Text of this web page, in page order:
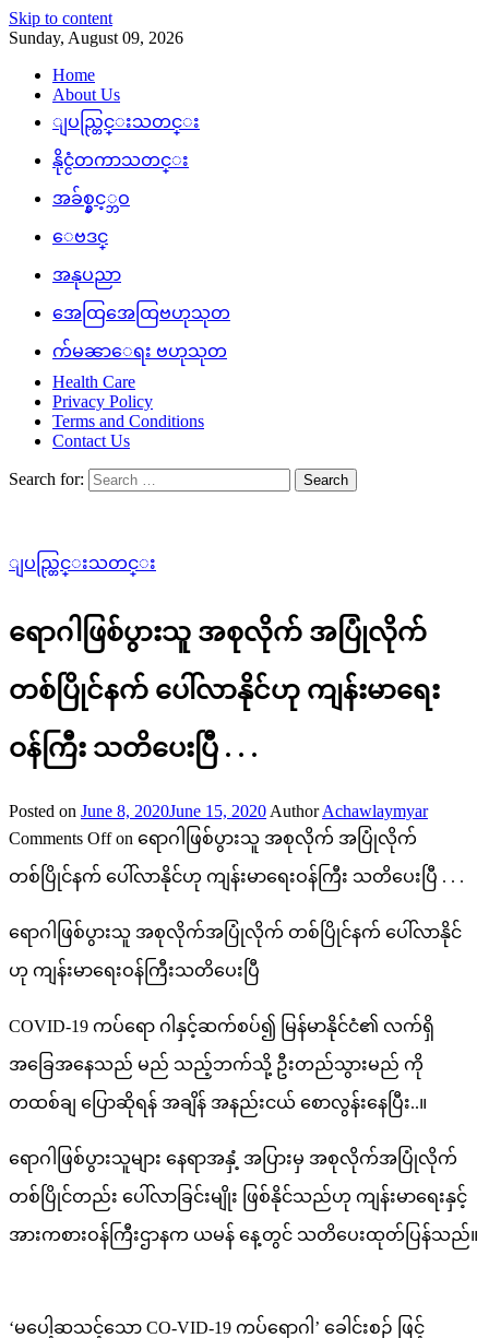
Skip to content
Sunday, August 09, 2026
Home
About Us
ျပည္တြင္းသတင္း
နိုင္ငံတကာသတင္း
အခ်စ္နွင့္ဘဝ
ေဗဒင္
အနုပညာ
အေထြအေထြဗဟုသုတ
က်မၼာေရး ဗဟုသုတ
Health Care
Privacy Policy
Terms and Conditions
Contact Us
Search for:
ျပည္တြင္းသတင္း
ရောဂါဖြစ်ပွားသူ အစုလိုက် အပြုံလိုက်
တစ်ပြိုင်နက် ပေါ်လာနိုင်ဟု ကျန်းမာရေး
ဝန်ကြီး သတိပေးပြီ . . .
Posted on June 8, 2020June 15, 2020 Author Achawlaymyar
Comments Offon ရောဂါဖြစ်ပွားသူ အစုလိုက် အပြုံလိုက်
တစ်ပြိုင်နက် ပေါ်လာနိုင်ဟု ကျန်းမာရေးဝန်ကြီး သတိပေးပြီ . . .
ရောဂါဖြစ်ပွားသူ အစုလိုက်အပြုံလိုက် တစ်ပြိုင်နက် ပေါ်လာနိုင်
ဟု ကျန်းမာရေးဝန်ကြီးသတိပေးပြီ
COVID-19 ကပ်ရော ဂါနှင့်ဆက်စပ်၍ မြန်မာနိုင်ငံ၏ လက်ရှိ
အခြေအနေသည် မည် သည့်ဘက်သို့ ဦးတည်သွားမည် ကို
တထစ်ချ ပြောဆိုရန် အချိန် အနည်းငယ် စောလွန်းနေပြီး..။
ရောဂါဖြစ်ပွားသူများ နေရာအနှံ့ အပြားမှ အစုလိုက်အပြုံလိုက်
တစ်ပြိုင်တည်း ပေါ်လာခြင်းမျိုး ဖြစ်နိုင်သည်ဟု ကျန်းမာရေးနှင့်
အားကစားဝန်ကြီးဌာနက ယမန် နေ့တွင် သတိပေးထုတ်ပြန်သည်။
‘မပေါ့ဆသင့်သော CO-VID-19 ကပ်ရောဂါ’ ခေါင်းစဉ် ဖြင့်